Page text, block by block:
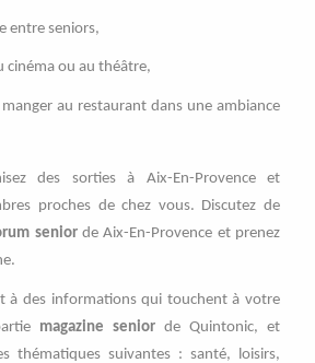
entre seniors,
cinéma ou au théâtre,
au restaurant dans une ambiance
des sorties à Aix-En-Provence et
proches de chez vous. Discutez de
seniorde Aix-En-Provence et prenez
à des informations qui touchent à votre
magazine senior de Quintonic, et
thématiques suivantes : santé, loisirs,